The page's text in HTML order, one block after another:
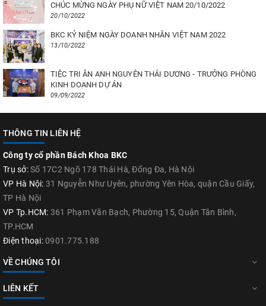
CHÚC MỪNG NGÀY PHỤ NỮ VIỆT NAM 20/10/2022
20/10/2022
BKC KỶ NIỆM NGÀY DOANH NHÂN VIỆT NAM 2022
13/10/2022
TIỆC TRI ÂN ANH NGUYÊN THÁI DƯƠNG - TRƯỞNG PHÒNG
KINH DOANH DỰ ÁN
09/09/2022
THÔNG TIN LIÊN HỆ
Công ty cổ phần Bách Khoa BKC
Trụ sở:Số 17C2 Ngõ 178 Thái Hà, Đống Đa, Hà Nội
VP Hà Nội: 31 Nguyễn Như Uyên, phường Yên Hòa, quận Cầu Giấy,
TP Hà Nội
VP Tp.HCM: 361 Phạm Văn Bạch, Phường 15, Quận Tân Bình,
TP.HCM
Điện thoại: 0901.775.188
VỀ CHÚNG TÔI
LIÊN KẾT